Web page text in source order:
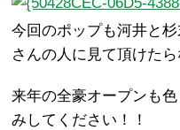
今回のポップも河井と
さんの人に見て頂けた
来年の全豪オープンも
みしてください！！